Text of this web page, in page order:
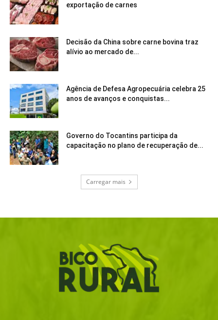
exportação de carnes
Decisão da China sobre carne bovina traz
alívio ao mercado de...
Agência de Defesa Agropecuária celebra 25
anos de avanços e conquistas...
Governo do Tocantins participa da
capacitação no plano de recuperação de...
Carregar mais